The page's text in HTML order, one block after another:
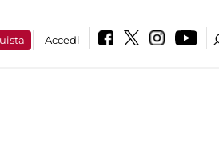
Accedi